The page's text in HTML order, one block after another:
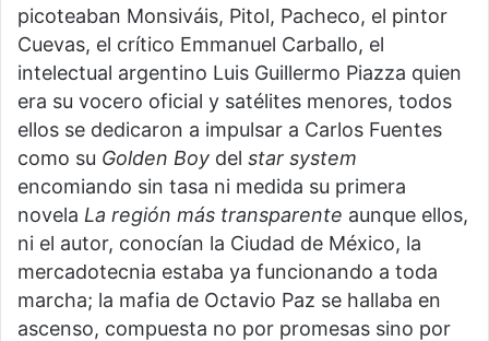
picoteaban Monsiváis, Pitol, Pacheco, el pintor
Cuevas, el crítico Emmanuel Carballo, el
intelectual argentino Luis Guillermo Piazza quien
era su vocero oficial y satélites menores, todos
ellos se dedicaron a impulsar a Carlos Fuentes
como su Golden Boy del star system
encomiando sin tasa ni medida su primera
novela La región más transparente aunque ellos,
ni el autor, conocían la Ciudad de México, la
mercadotecnia estaba ya funcionando a toda
marcha; la mafia de Octavio Paz se hallaba en
ascenso, compuesta no por promesas sino por